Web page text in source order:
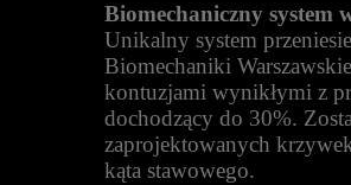
Biomechaniczny system
Unikalny system
Biomechaniki
kontuzjami wynikłymi z
dochodzący do 30%.
zaprojektowanych
kąta stawowego.